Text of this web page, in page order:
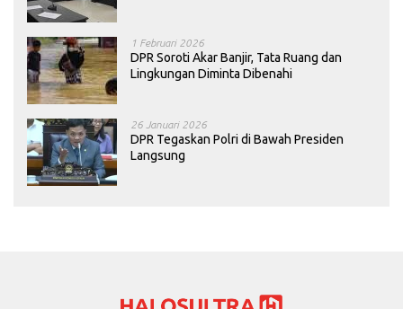
1 Februari 2026
DPR Soroti Akar Banjir, Tata Ruang dan
Lingkungan Diminta Dibenahi
26 Januari 2026
DPR Tegaskan Polri di Bawah Presiden
Langsung